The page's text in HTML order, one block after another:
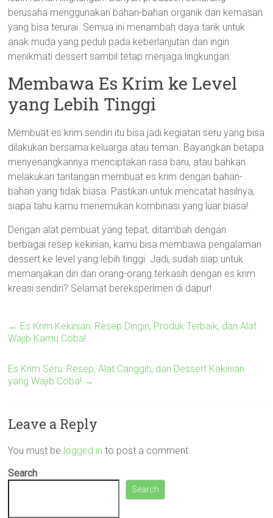
berusaha menggunakan bahan-bahan organik dan kemasan
yang bisa terurai. Semua ini menambah daya tarik untuk
anak muda yang peduli pada keberlanjutan dan ingin
menikmati dessert sambil tetap menjaga lingkungan.
Membawa Es Krim ke Level
yang Lebih Tinggi
Membuat es krim sendiri itu bisa jadi kegiatan seru yang bisa
dilakukan bersama keluarga atau teman. Bayangkan betapa
menyenangkannya menciptakan rasa baru, atau bahkan
melakukan tantangan membuat es krim dengan bahan-
bahan yang tidak biasa. Pastikan untuk mencatat hasilnya,
siapa tahu kamu menemukan kombinasi yang luar biasa!
Dengan alat pembuat yang tepat, ditambah dengan
berbagai resep kekinian, kamu bisa membawa pengalaman
dessert ke level yang lebih tinggi. Jadi, sudah siap untuk
memanjakan diri dan orang-orang terkasih dengan es krim
kreasi sendiri? Selamat bereksperimen di dapur!
← Es Krim Kekinian: Resep Dingin, Produk Terbaik, dan Alat
Wajib Kamu Coba!
Es Krim Seru: Resep, Alat Canggih, dan Dessert Kekinian
yang Wajib Coba! →
Leave a Reply
You must be logged in to post a comment.
Search
Search